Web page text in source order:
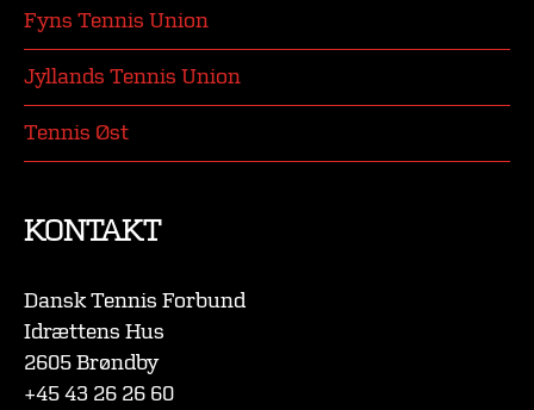
Fyns Tennis Union
Jyllands Tennis Union
Tennis Øst
KONTAKT
Dansk Tennis Forbund
Idrættens Hus
2605 Brøndby
+45 43 26 26 60